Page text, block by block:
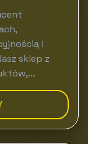
i
sklep z